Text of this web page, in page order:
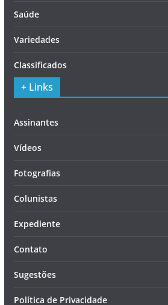
Saúde
Variedades
Classificados
+ Links
Assinantes
Vídeos
Fotografias
Colunistas
Expediente
Contato
Sugestões
Política de Privacidade